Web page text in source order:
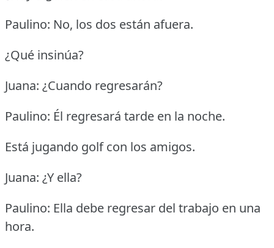
Paulino: No, los dos están afuera.
¿Qué insinúa?
Juana: ¿Cuando regresarán?
Paulino: Él regresará tarde en la noche.
Está jugando golf con los amigos.
Juana: ¿Y ella?
Paulino: Ella debe regresar del trabajo en una
hora.